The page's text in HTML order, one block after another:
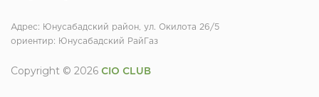
Адрес: Юнусабадский район, ул. Окилота 26/5
ориентир: Юнусабадский РайГаз
Copyright © 2026 CIO CLUB